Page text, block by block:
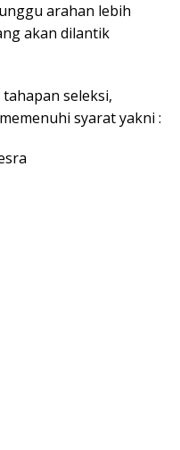
arahan lebih
akan dilantik
seleksi,
syarat yakni :